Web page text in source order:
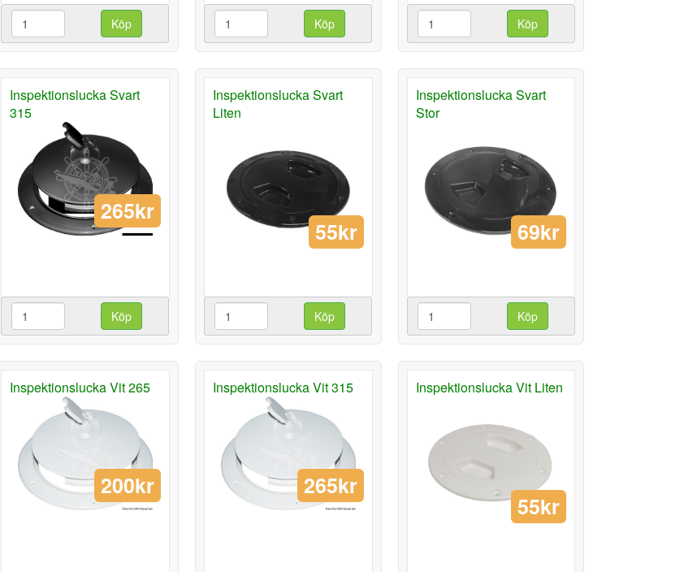
Köp Köp Köp
Inspektionslucka Svart
315
265kr
Köp
Inspektionslucka Svart
Liten
55kr
Köp
Inspektionslucka Svart
Stor
69kr
Köp
Inspektionslucka Vit 265
200kr
Inspektionslucka Vit 315
265kr
Inspektionslucka Vit Liten
55kr